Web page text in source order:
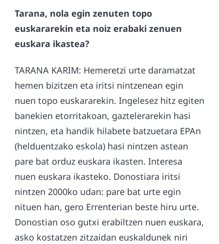
Tarana, nola egin zenuten topo
euskararekin eta noiz erabaki zenuen
euskara ikastea?
TARANA KARIM: Hemeretzi urte daramatzat
hemen bizitzen eta iritsi nintzenean egin
nuen topo euskararekin. Ingelesez hitz egiten
banekien etorritakoan, gaztelerarekin hasi
nintzen, eta handik hilabete batzuetara EPAn
(helduentzako eskola) hasi nintzen astean
pare bat orduz euskara ikasten. Interesa
nuen euskara ikasteko. Donostiara iritsi
nintzen 2000ko udan: pare bat urte egin
nituen han, gero Errenterian beste hiru urte.
Donostian oso gutxi erabiltzen nuen euskara,
asko kostatzen zitzaidan euskaldunek niri